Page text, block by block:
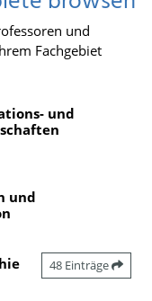
und
Fachgebiet
und
und
48 Einträge